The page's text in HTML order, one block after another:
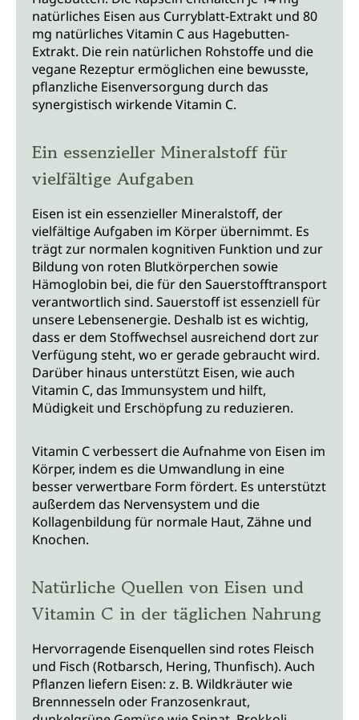
natürliches Eisen aus Curryblatt-Extrakt und 80
mg natürliches Vitamin C aus Hagebutten-
Extrakt. Die rein natürlichen Rohstoffe und die
vegane Rezeptur ermöglichen eine bewusste,
pflanzliche Eisenversorgung durch das
synergistisch wirkende Vitamin C.
Ein essenzieller Mineralstoff für
vielfältige Aufgaben
Eisen ist ein essenzieller Mineralstoff, der
vielfältige Aufgaben im Körper übernimmt. Es
trägt zur normalen kognitiven Funktion und zur
Bildung von roten Blutkörperchen sowie
Hämoglobin bei, die für den Sauerstofftransport
verantwortlich sind. Sauerstoff ist essenziell für
unsere Lebensenergie. Deshalb ist es wichtig,
dass er dem Stoffwechsel ausreichend dort zur
Verfügung steht, wo er gerade gebraucht wird.
Darüber hinaus unterstützt Eisen, wie auch
Vitamin C, das Immunsystem und hilft,
Müdigkeit und Erschöpfung zu reduzieren.
Vitamin C verbessert die Aufnahme von Eisen im
Körper, indem es die Umwandlung in eine
besser verwertbare Form fördert. Es unterstützt
außerdem das Nervensystem und die
Kollagenbildung für normale Haut, Zähne und
Knochen.
Natürliche Quellen von Eisen und
Vitamin C in der täglichen Nahrung
Hervorragende Eisenquellen sind rotes Fleisch
und Fisch (Rotbarsch, Hering, Thunfisch). Auch
Pflanzen liefern Eisen: z. B. Wildkräuter wie
Brennnesseln oder Franzosenkraut,